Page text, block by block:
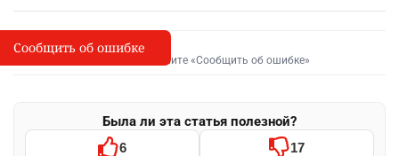
I
Сообщить об опечатке
Выделите фрагмент и нажмите «Сообщить об ошибке»
Была ли эта статья полезной?
6 17
Сообщить об ошибке